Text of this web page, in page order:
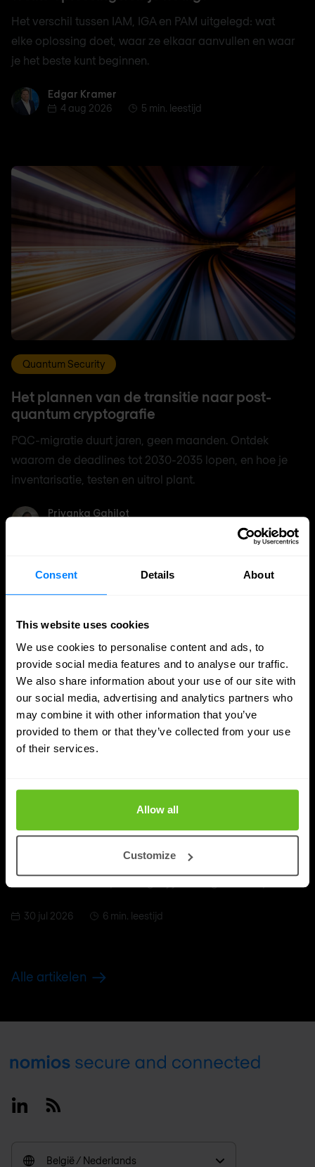
Consent Details About
This website uses cookies
We use cookies to personalise content and ads, to
provide social media features and to analyse our traffic.
We also share information about your use of our site with
our social media, advertising and analytics partners who
may combine it with other information that you’ve
provided to them or that they’ve collected from your use
of their services.
Allow all
Customize
Het verschil tussen IAM, IGA en PAM uitgelegd: wat
elke oplossing doet, waar ze elkaar aanvullen en waar
je het beste kunt beginnen.
Edgar KramerEdgar Kramer
4 aug 2026
5 min. leestijd
Quantum Security
Het plannen van de transitie naar post-
quantum cryptografie
PQC-migratie duurt jaren, geen maanden. Ontdek
waarom de deadlines tot 2030-2035 lopen, en hoe je
inventarisatie, testen en uitrol plant.
Priyanka Gahilot
Priyanka Gahilot
SIEM vs CIEM vs CIAM
SIEM, CIEM en CIAM klinken hetzelfde, maar lossen
andere cybersecurity-problemen op. Ontdek het
30 jul 2026 6 min. leestijd
Alle artikelen
Footer
LinkedinRSS
België / Nederlands